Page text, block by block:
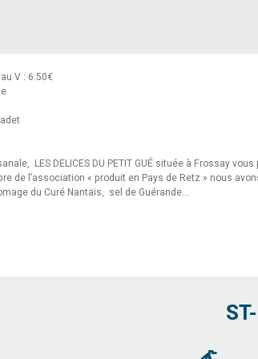
V : 6.50€
LES DELICES DU PETIT GUÉ située à Frossay
de l’association « produit en Pays de Retz » nous
du Curé Nantais, sel de Guérande...